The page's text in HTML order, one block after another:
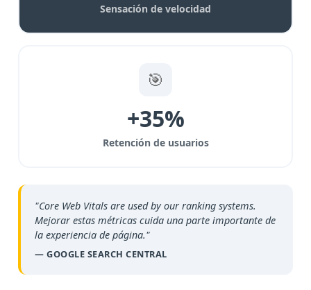
Sensación de velocidad
🎯
+35%
Retención de usuarios
"Core Web Vitals are used by our ranking systems.
Mejorar estas métricas cuida una parte importante de
la experiencia de página."
— GOOGLE SEARCH CENTRAL